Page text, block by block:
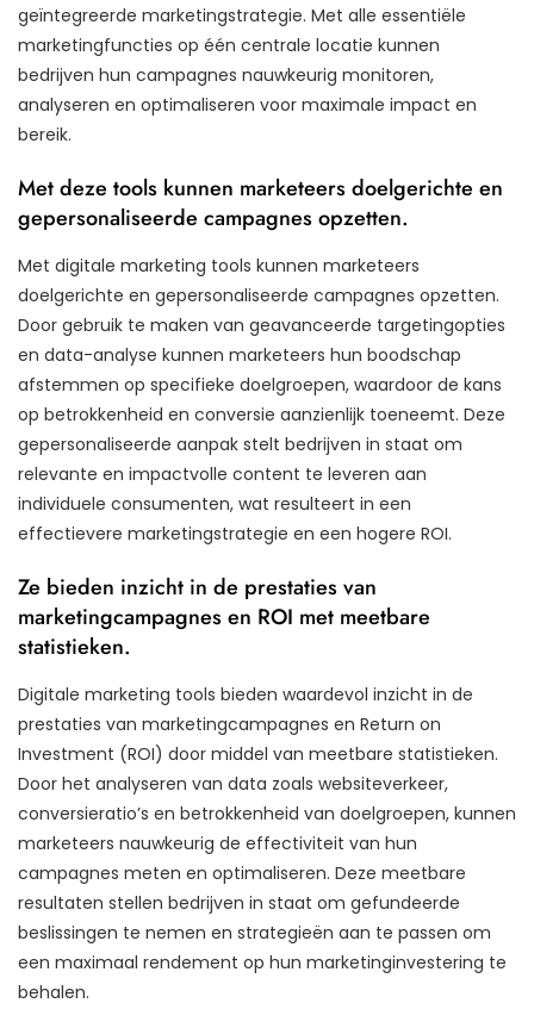
geïntegreerde marketingstrategie. Met alle essentiële
marketingfuncties op één centrale locatie kunnen
bedrijven hun campagnes nauwkeurig monitoren,
analyseren en optimaliseren voor maximale impact en
bereik.
Met deze tools kunnen marketeers doelgerichte en
gepersonaliseerde campagnes opzetten.
Met digitale marketing tools kunnen marketeers
doelgerichte en gepersonaliseerde campagnes opzetten.
Door gebruik te maken van geavanceerde targetingopties
en data-analyse kunnen marketeers hun boodschap
afstemmen op specifieke doelgroepen, waardoor de kans
op betrokkenheid en conversie aanzienlijk toeneemt. Deze
gepersonaliseerde aanpak stelt bedrijven in staat om
relevante en impactvolle content te leveren aan
individuele consumenten, wat resulteert in een
effectievere marketingstrategie en een hogere ROI.
Ze bieden inzicht in de prestaties van
marketingcampagnes en ROI met meetbare
statistieken.
Digitale marketing tools bieden waardevol inzicht in de
prestaties van marketingcampagnes en Return on
Investment (ROI) door middel van meetbare statistieken.
Door het analyseren van data zoals websiteverkeer,
conversieratio’s en betrokkenheid van doelgroepen, kunnen
marketeers nauwkeurig de effectiviteit van hun
campagnes meten en optimaliseren. Deze meetbare
resultaten stellen bedrijven in staat om gefundeerde
beslissingen te nemen en strategieën aan te passen om
een maximaal rendement op hun marketinginvestering te
behalen.